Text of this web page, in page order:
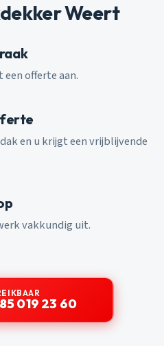
Weert
offerte aan.
en u krijgt een vrijblijvende
vakkundig uit.
019 23 60